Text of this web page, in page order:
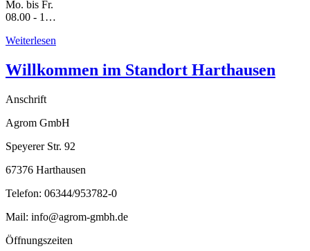
Mo. bis Fr.
08.00 - 1…
Weiterlesen
Willkommen im Standort Harthausen
Anschrift
Agrom GmbH
Speyerer Str. 92
67376 Harthausen
Telefon: 06344/953782-0
Mail: info@agrom-gmbh.de
Öffnungszeiten